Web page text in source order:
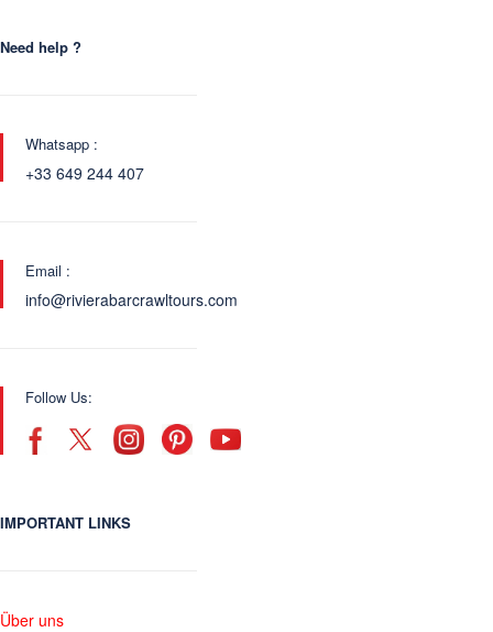
Need help ?
Whatsapp :
+33 649 244 407
Email :
info@rivierabarcrawltours.com
Follow Us:
IMPORTANT LINKS
Über uns